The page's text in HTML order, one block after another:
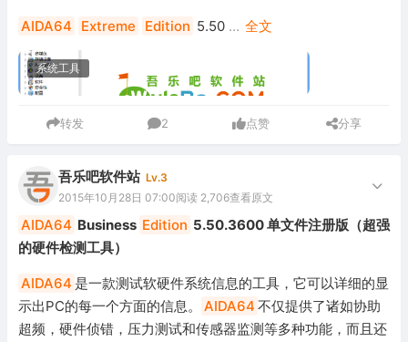
AIDA64 Extreme Edition 5.50 ... 全文
系统工具
转发 2 点赞 分享
吾乐吧软件站 Lv.3
2015年10月28日 07:00阅读 2,706查看原文
AIDA64 Business Edition 5.50.3600 单文件注册版（超强
的硬件检测工具）
AIDA64 是一款测试软硬件系统信息的工具，它可以详细的显
示出PC的每一个方面的信息。
AIDA64 不仅提供了诸如协助
超频，硬件侦错，压力测试和传感器监测等多种功能，而且还